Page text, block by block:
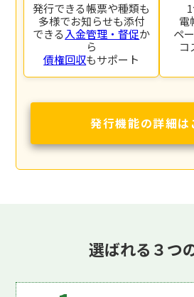
発行できる帳票や種類も
多様でお知らせも添付
できる入金管理・督促か
ら
債権回収もサポート
電
ペ
コ
発行機能の詳細は
選ばれる３つ